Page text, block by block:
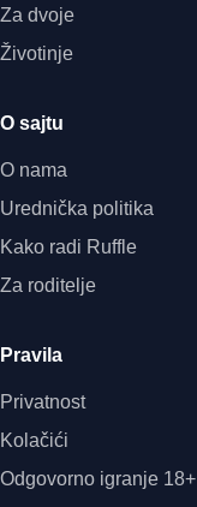
Za dvoje
Životinje
O sajtu
O nama
Urednička politika
Kako radi Ruffle
Za roditelje
Pravila
Privatnost
Kolačići
Odgovorno igranje 18+